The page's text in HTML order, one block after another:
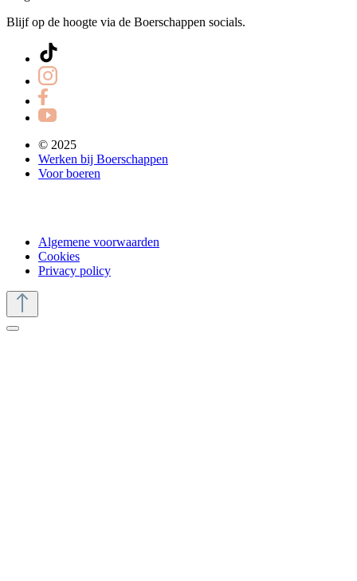
Blijf op de hoogte via de Boerschappen socials.
© 2025
Werken bij Boerschappen
Voor boeren
Algemene voorwaarden
Cookies
Privacy policy